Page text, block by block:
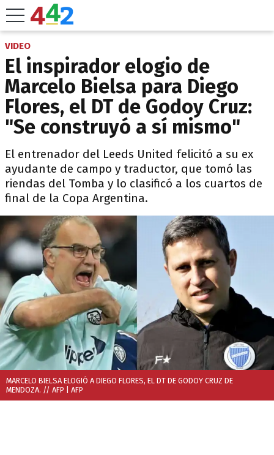
VIDEO
El inspirador elogio de
Marcelo Bielsa para Diego
Flores, el DT de Godoy Cruz:
"Se construyó a sí mismo"
El entrenador del Leeds United felicitó a su ex
ayudante de campo y traductor, que tomó las
riendas del Tomba y lo clasificó a los cuartos de
final de la Copa Argentina.
MARCELO BIELSA ELOGIÓ A DIEGO FLORES, EL DT DE GODOY CRUZ DE
MENDOZA. // AFP | AFP